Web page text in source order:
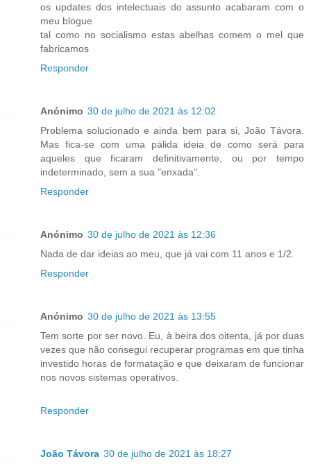
os updates dos intelectuais do assunto acabaram com o
meu blogue
tal como no socialismo estas abelhas comem o mel que
fabricamos
Responder
Anónimo 30 de julho de 2021 às 12:02
Problema solucionado e ainda bem para si, João Távora.
Mas fica-se com uma pálida ideia de como será para
aqueles que ficaram definitivamente, ou por tempo
indeterminado, sem a sua "enxada".
Responder
Anónimo 30 de julho de 2021 às 12:36
Nada de dar ideias ao meu, que já vai com 11 anos e 1/2.
Responder
Anónimo 30 de julho de 2021 às 13:55
Tem sorte por ser novo. Eu, à beira dos oitenta, já por duas
vezes que não consegui recuperar programas em que tinha
investido horas de formatação e que deixaram de funcionar
nos novos sistemas operativos.
Responder
João Távora 30 de julho de 2021 às 18:27